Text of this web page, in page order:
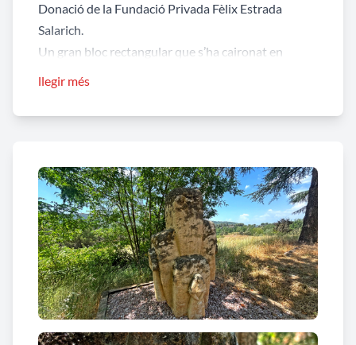
Donació de la Fundació Privada Fèlix Estrada
Salarich.
Un gran bloc rectangular que s’ha caironat en
femenina amb el cap cobert amb una mena de
llegir més